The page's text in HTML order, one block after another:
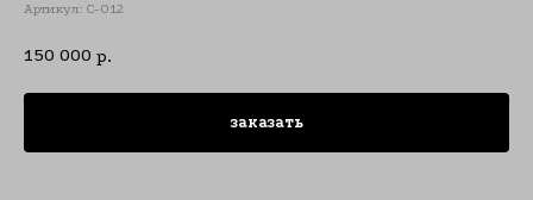
Артикул: С-012
150 000 р.
заказать